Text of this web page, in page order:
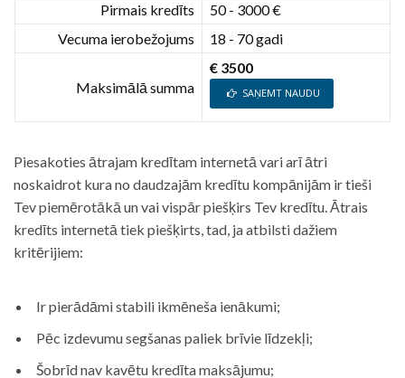
Pirmais kredīts
50 - 3000 €
Vecuma ierobežojums
18 - 70 gadi
Maksimālā summa
€ 3500
SAŅEMT NAUDU
Piesakoties ātrajam kredītam internetā vari arī ātri
noskaidrot kura no daudzajām kredītu kompānijām ir tieši
Tev piemērotākā un vai vispār piešķirs Tev kredītu. Ātrais
kredīts internetā tiek piešķirts, tad, ja atbilsti dažiem
kritērijiem:
Ir pierādāmi stabili ikmēneša ienākumi;
Pēc izdevumu segšanas paliek brīvie līdzekļi;
Šobrīd nav kavētu kredīta maksājumu;